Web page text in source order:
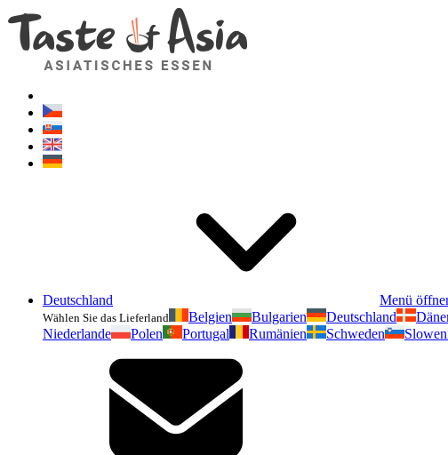
Deutschland Menü
Wählen Sie das Lieferland Belgien Bulgarien Deutschland
Niederlande
Polen Portugal Rumänien Schweden